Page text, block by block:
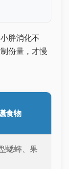
胖消化不
份量，才慢
食物
蟋蟀、果